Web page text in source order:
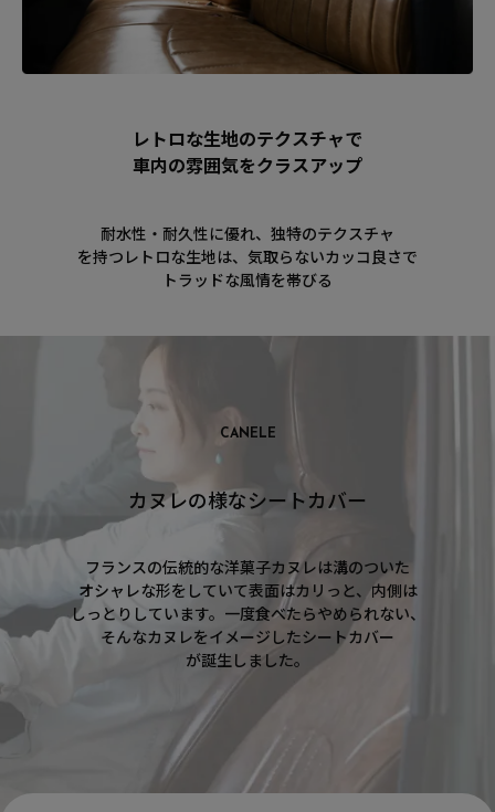
レトロな生地のテクスチャで
車内の雰囲気をクラスアップ
耐水性・耐久性に優れ、独特のテクスチャ
を持つレトロな生地は、気取らないカッコ良さで
トラッドな風情を帯びる
CANELE
カヌレの様なシートカバー
フランスの伝統的な洋菓子カヌレは溝のついた
オシャレな形をしていて表面はカリっと、内側は
しっとりしています。一度食べたらやめられない、
そんなカヌレをイメージしたシートカバー
が誕生しました。